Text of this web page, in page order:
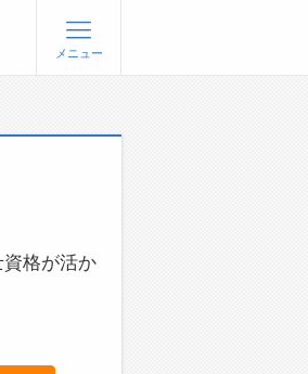
メニュー
格が活か